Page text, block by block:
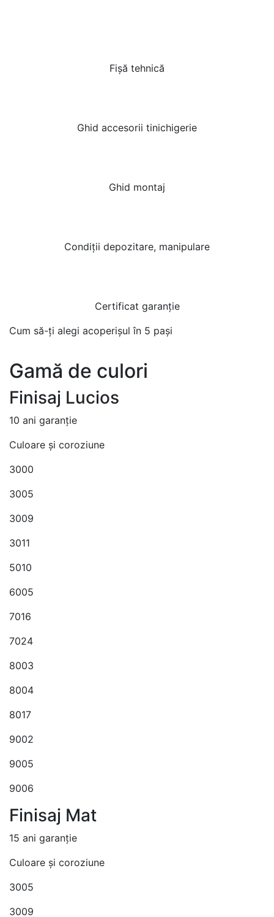
Fișă tehnică
Ghid accesorii tinichigerie
Ghid montaj
Condiții depozitare, manipulare
Certificat garanție
Cum să-ți alegi acoperișul în 5 pași
Gamă de culori
Finisaj Lucios
10 ani garanție
Culoare și coroziune
3000
3005
3009
3011
5010
6005
7016
7024
8003
8004
8017
9002
9005
9006
Finisaj Mat
15 ani garanție
Culoare și coroziune
3005
3009